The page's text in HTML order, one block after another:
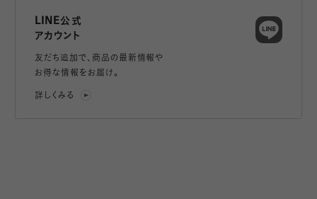
LINE公式
アカウント
友だち追加で、 商品の最新情報や
お得な情報をお届け。
詳しくみる